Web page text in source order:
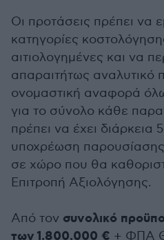
Οι προτάσεις πρέπει να
κατηγορίες
αιτιολογημένες και να
απαραιτήτως αναλυτικό
ονομαστική αναφορά
για το σύνολο κάθε
πρέπει να έχει διάρκεια
υποχρέωση
σε χώρο που θα
Επιτροπή Αξιολόγησης.
Από τον συνολικό
των 1.800.000 € + ΦΠΑ